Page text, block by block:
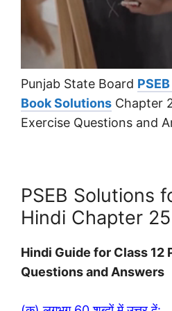
Punjab State Board
Book Solutions Chapter
Exercise Questions and
PSEB Solutions
Hindi Chapter 25
Hindi Guide for Class 12
Questions and Answers